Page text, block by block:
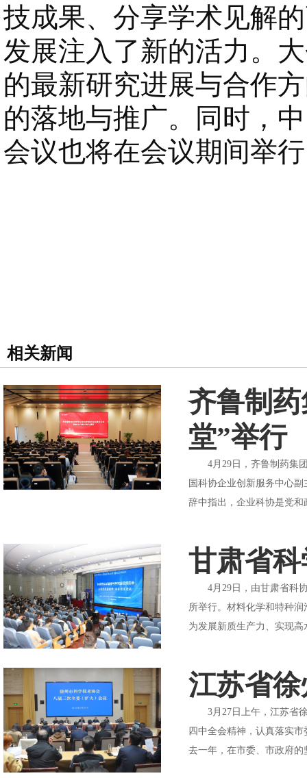
技成果、分享学术见解
发展注入了新的活力。
的最新研究进展与合作
的落地与推广。同时，
会议也将在会议期间举
相关新闻
齐鲁制
堂”举行
4月29日，齐鲁制药集团
国科协企业创新服务中心
辞中指出，企业科协是党
甘肃省
4月29日，由甘肃省科协
所举行。材料化学和特种
为发展新质生产力、实现
江苏省
3月27日上午，江苏省徐
四中全会精神，认真落实
去一年，在市委、市政府